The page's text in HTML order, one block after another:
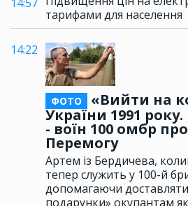
тарифами для населення
14:22
ФОТО
«Вийти на
України 1991
- воїн 100 омбр
Перемогу
Артем із Бердичева,
тепер служить у 100-й
допомагаючи доставляти
подарунки» окупантам